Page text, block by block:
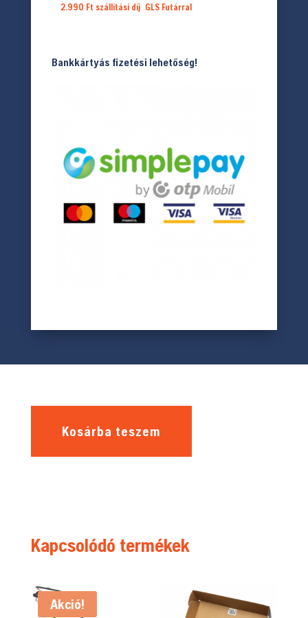
2.990 Ft szállítási díj GLS Futárral
Bankkártyás fizetési lehetőség!
Kosárba teszem
Kapcsolódó termékek
Akció!